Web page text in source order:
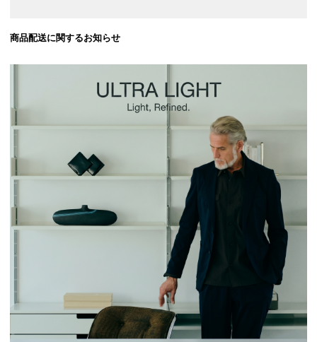
商品配送に関するお知らせ